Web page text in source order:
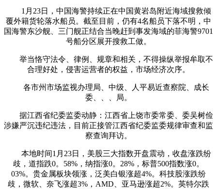
1月23日，中国海警持续正在中国黄岩岛附近海域搜救倾
覆外籍货轮落水船员。截至目前，仍有4名船员下落不明，中
国海警东沙舰、三门舰正结合当晚赶到事发海域的菲海警9701
号船分区展开搜救工做。
举当恪守法令、律例、规章和相关，不得操纵举报牟取不
合理好处，侵害运营者的权益，市场经济次序。
各市州市场监视办理局、中级、人平易近查察院、成长
委、、、局。
据江西省纪委监委动静：江西省上饶市委常委、委吴树俭
涉嫌严沉违纪违法，目前正接管江西省纪委监委规律审查和监
察查询拜访。
本地时间1月23日，美股三大指数开盘震动，收盘涨跌纷
歧，道指跌0。58%，纳指涨0。28%，标普500指数涨0。
03%。贵金属板块领涨，泛美白银涨超4%。科技股涨跌纷
歧，微软、奈飞涨超3%，AMD、亚马逊涨超2%。英特尔跌